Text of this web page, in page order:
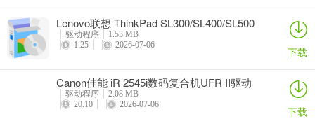
Lenovo联想 ThinkPad SL300/SL400/SL500
笔记本BIOS
驱动程序
1.53 MB
1.25
2026-07-06 下载
Canon佳能 iR 2545i数码复合机UFR II驱动
驱动程序
2.08 MB
20.10
2026-07-06 下载